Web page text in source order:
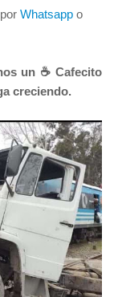
Whatsapp o
un ☕ Cafecito
creciendo.